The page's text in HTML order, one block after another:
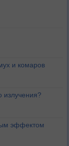
и комаров
излучения?
эффектом